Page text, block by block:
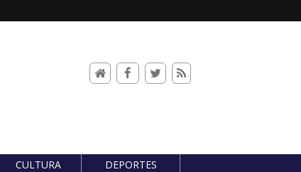
CULTURA DEPORTES